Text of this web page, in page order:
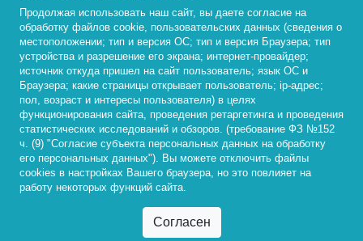
Министерство просвещения РФ
https://edu.gov.ru/
Федеральный портал «Российское образование»
http://www.edu.ru/
© 2026, ФГБОУ ВО «Байкальский государственный
университет»
Продолжая использовать наш сайт, вы даете согласие на
обработку файлов cookie, пользовательских данных (сведения о
местоположении; тип и версия ОС; тип и версия Браузера; тип
устройства и разрешение его экрана; интернет-провайдер;
источник откуда пришел на сайт пользователь; язык ОС и
Браузера; какие страницы открывает пользователь; ip-адрес;
пол, возраст и интересы пользователя) в целях
функционирования сайта, проведения ретаргетинга и проведения
статистических исследований и обзоров. (требование ФЗ №152
ч. (9) "Согласие субъекта персональных данных на обработку
его персональных данных"). Вы можете отключить файлы
cookies в настройках Вашего браузера, но это повлияет на
работу некоторых функций сайта.